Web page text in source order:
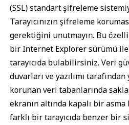
(SSL) standart şifreleme
Tarayıcınızın şifreleme
gerektiğini unutmayın. Bu
bir Internet Explorer sürümü
tarayıcıda bulabilirsiniz. Veri
duvarları ve yazılımı
korunan veri tabanlarında
ekranın altında kapalı bir
farklı bir tarayıcıda benzer bir